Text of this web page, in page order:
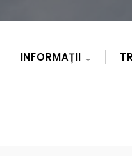
INFORMAȚII